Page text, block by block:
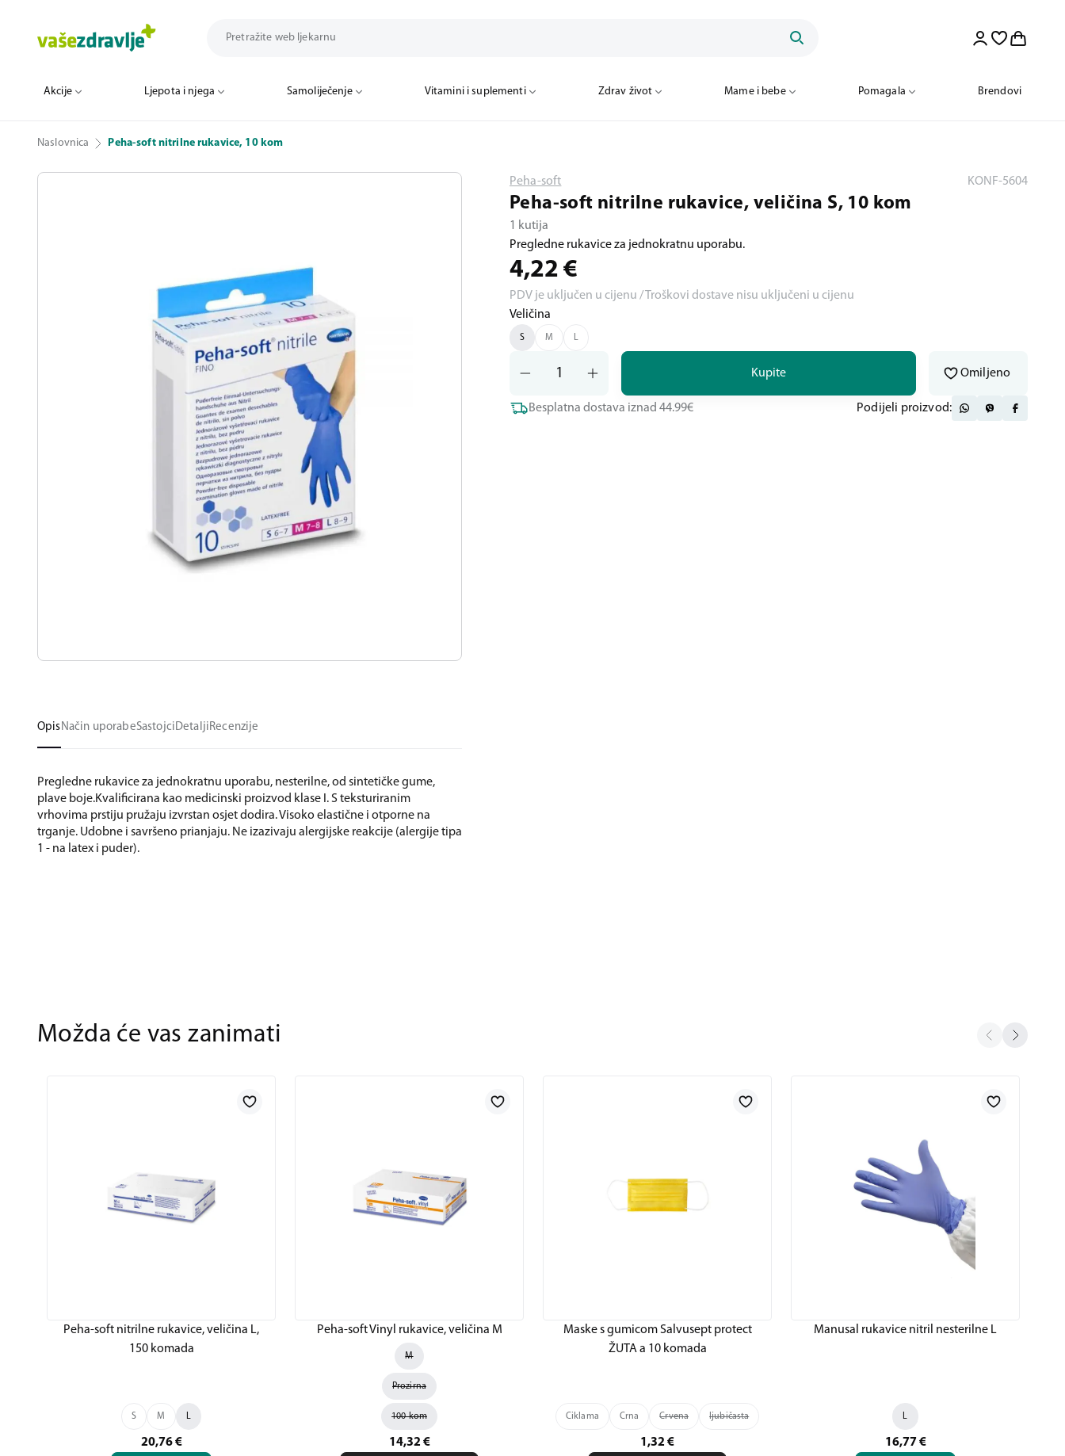
Akcije Ljepota i njega Samoliječenje Vitamini i suplementi Zdrav život Mame i bebe Pomagala Brendovi
Naslovnica Peha-soft nitrilne rukavice, 10 kom
OpisNačin uporabeSastojciDetaljiRecenzije
Pregledne rukavice za jednokratnu uporabu, nesterilne, od sintetičke gume,
plave boje.Kvalificirana kao medicinski proizvod klase I. S teksturiranim
vrhovima prstiju pružaju izvrstan osjet dodira. Visoko elastične i otporne na
trganje. Udobne i savršeno prianjaju. Ne izazivaju alergijske reakcije (alergije tipa
1 - na latex i puder).
Peha-soft KONF-5604
Peha-soft nitrilne rukavice, veličina S, 10 kom
1 kutija
Pregledne rukavice za jednokratnu uporabu.
4,22 €
PDV je uključen u cijenu / Troškovi dostave nisu uključeni u cijenu
Veličina
S M L
Kupite Omiljeno
Besplatna dostava iznad 44.99€ Podijeli proizvod:
Možda će vas zanimati
Peha-soft nitrilne rukavice, veličina L,
150 komada
S M L
20,76 €
Peha-soft Vinyl rukavice, veličina M
M
Prozirna
100 kom
14,32 €
Maske s gumicom Salvusept protect
ŽUTA a 10 komada
Ciklama Crna Crvena ljubičasta
1,32 €
Manusal rukavice nitril nesterilne L
L
16,77 €